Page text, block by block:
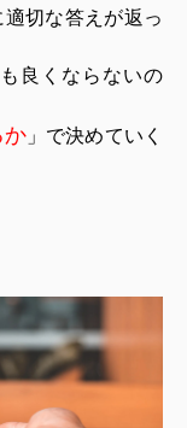
切な答えが返っ
良くならないの
か」で決めていく